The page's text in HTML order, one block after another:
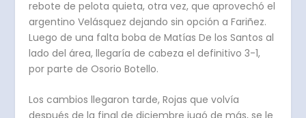
rebote de pelota quieta, otra vez, que aprovechó el
argentino Velásquez dejando sin opción a Fariñez.
Luego de una falta boba de Matías De los Santos al
lado del área, llegaría de cabeza el definitivo 3-1,
por parte de Osorio Botello.
Los cambios llegaron tarde, Rojas que volvía